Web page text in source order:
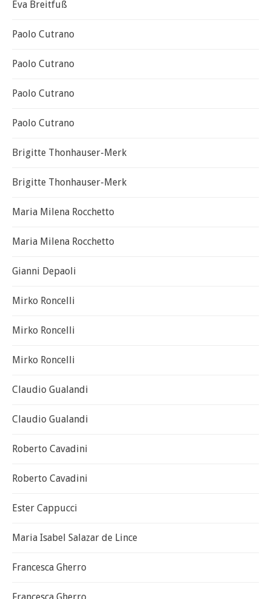
Eva Breitfuß
Paolo Cutrano
Paolo Cutrano
Paolo Cutrano
Paolo Cutrano
Brigitte Thonhauser-Merk
Brigitte Thonhauser-Merk
Maria Milena Rocchetto
Maria Milena Rocchetto
Gianni Depaoli
Mirko Roncelli
Mirko Roncelli
Mirko Roncelli
Claudio Gualandi
Claudio Gualandi
Roberto Cavadini
Roberto Cavadini
Ester Cappucci
Maria Isabel Salazar de Lince
Francesca Gherro